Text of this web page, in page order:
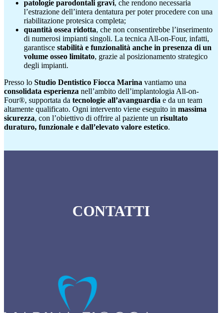
patologie parodontali gravi, che rendono necessaria
l’estrazione dell’intera dentatura per poter procedere con una
riabilitazione protesica completa;
quantità ossea ridotta, che non consentirebbe l’inserimento
di numerosi impianti singoli. La tecnica All-on-Four, infatti,
garantisce stabilità e funzionalità anche in presenza di un
volume osseo limitato, grazie al posizionamento strategico
degli impianti.
Presso lo Studio Dentistico Fiocca Marina vantiamo una
consolidata esperienza nell’ambito dell’implantologia All-on-
Four®, supportata da tecnologie all’avanguardia e da un team
altamente qualificato. Ogni intervento viene eseguito in massima
sicurezza, con l’obiettivo di offrire al paziente un risultato
duraturo, funzionale e dall’elevato valore estetico.
CONTATTI